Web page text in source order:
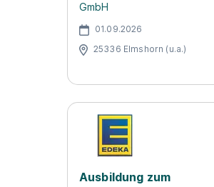
GmbH
01.09.2026
25336 Elmshorn (u.a.)
Ausbildung zum